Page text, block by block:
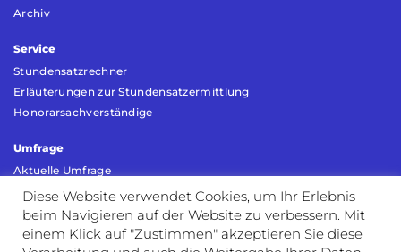
Archiv
Service
Stundensatzrechner
Erläuterungen zur Stundensatzermittlung
Honorarsachverständige
Umfrage
Aktuelle Umfrage
Umfrage Vorjahr
Kontakt
Diese Website verwendet Cookies, um Ihr Erlebnis
beim Navigieren auf der Website zu verbessern. Mit
einem Klick auf "Zustimmen" akzeptieren Sie diese